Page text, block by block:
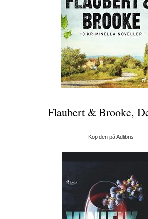
Flaubert & Brooke,
Köp den på Adlibris